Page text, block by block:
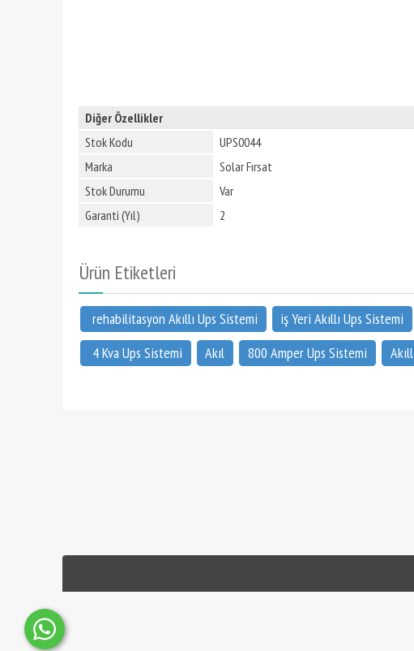
Diğer Özellikler
Stok Kodu
UPS0044
Marka
Solar Fırsat
Stok Durumu
Var
Garanti (Yıl)
2
Ürün Etiketleri
rehabilitasyon Akıllı Ups Sistemi ​​​​​​​iş Yeri Akıllı Ups Sistemi
4 Kva Ups Sistemi
Akıl 800 Amper Ups Sistemi Akıll